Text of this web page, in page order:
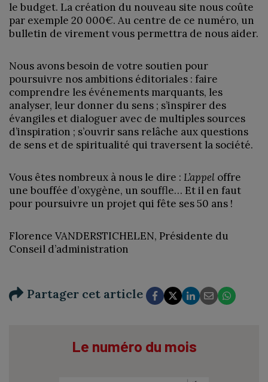
le budget. La création du nouveau site nous coûte
par exemple 20 000€. Au centre de ce numéro, un
bulletin de virement vous permettra de nous aider.
Nous avons besoin de votre soutien pour
poursuivre nos ambitions éditoriales : faire
comprendre les événements marquants, les
analyser, leur donner du sens ; s’inspirer des
évangiles et dialoguer avec de multiples sources
d’inspiration ; s’ouvrir sans relâche aux questions
de sens et de spiritualité qui traversent la société.
Vous êtes nombreux à nous le dire : L’appel offre
une bouffée d’oxygène, un souffle… Et il en faut
pour poursuivre un projet qui fête ses 50 ans !
Florence VANDERSTICHELEN, Présidente du
Conseil d’administration
Partager cet article
Le numéro du mois